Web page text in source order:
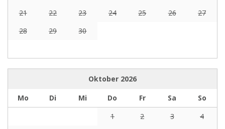
21
22 23 24 25 26
27
28
29 30
Oktober 2026
Mo
Di Mi Do Fr Sa
So
1
2 3
4